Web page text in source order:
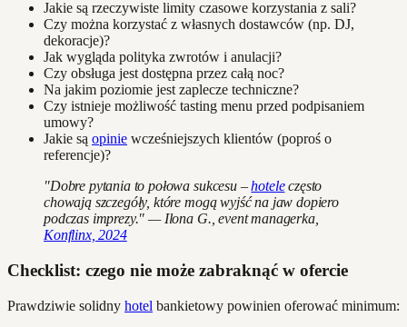
Jakie są rzeczywiste limity czasowe korzystania z sali?
Czy można korzystać z własnych dostawców (np. DJ,
dekoracje)?
Jak wygląda polityka zwrotów i anulacji?
Czy obsługa jest dostępna przez całą noc?
Na jakim poziomie jest zaplecze techniczne?
Czy istnieje możliwość tasting menu przed podpisaniem
umowy?
Jakie są opinie wcześniejszych klientów (poproś o
referencje)?
"Dobre pytania to połowa sukcesu –hoteleczęsto
chowają szczegóły, które mogą wyjść na jaw dopiero
podczas imprezy." — Ilona G., event managerka,
Konflinx, 2024
Checklist: czego nie może zabraknąć w ofercie
Prawdziwie solidny hotel bankietowy powinien oferować minimum: